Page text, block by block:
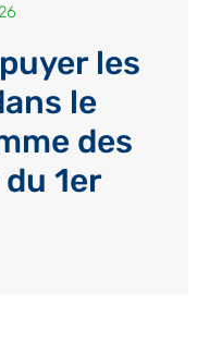
les
le
des
1er